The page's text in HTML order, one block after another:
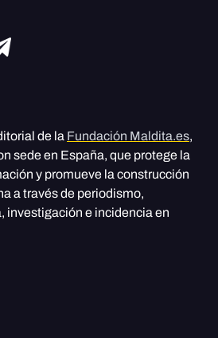
de la Fundación Maldita.es,
sede en España, que protege la
y promueve la construcción
a través de periodismo,
investigación e incidencia en